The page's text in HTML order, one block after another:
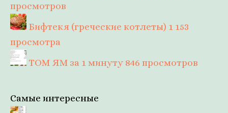
просмотров
Бифтекя (греческие котлеты) 1 153
просмотра
ТОМ ЯМ за 1 минуту 846 просмотров
Самые интересные